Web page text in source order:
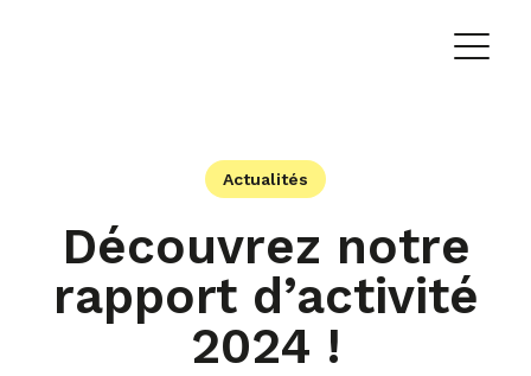
Actualités
Découvrez notre
rapport d’activité
2024 !